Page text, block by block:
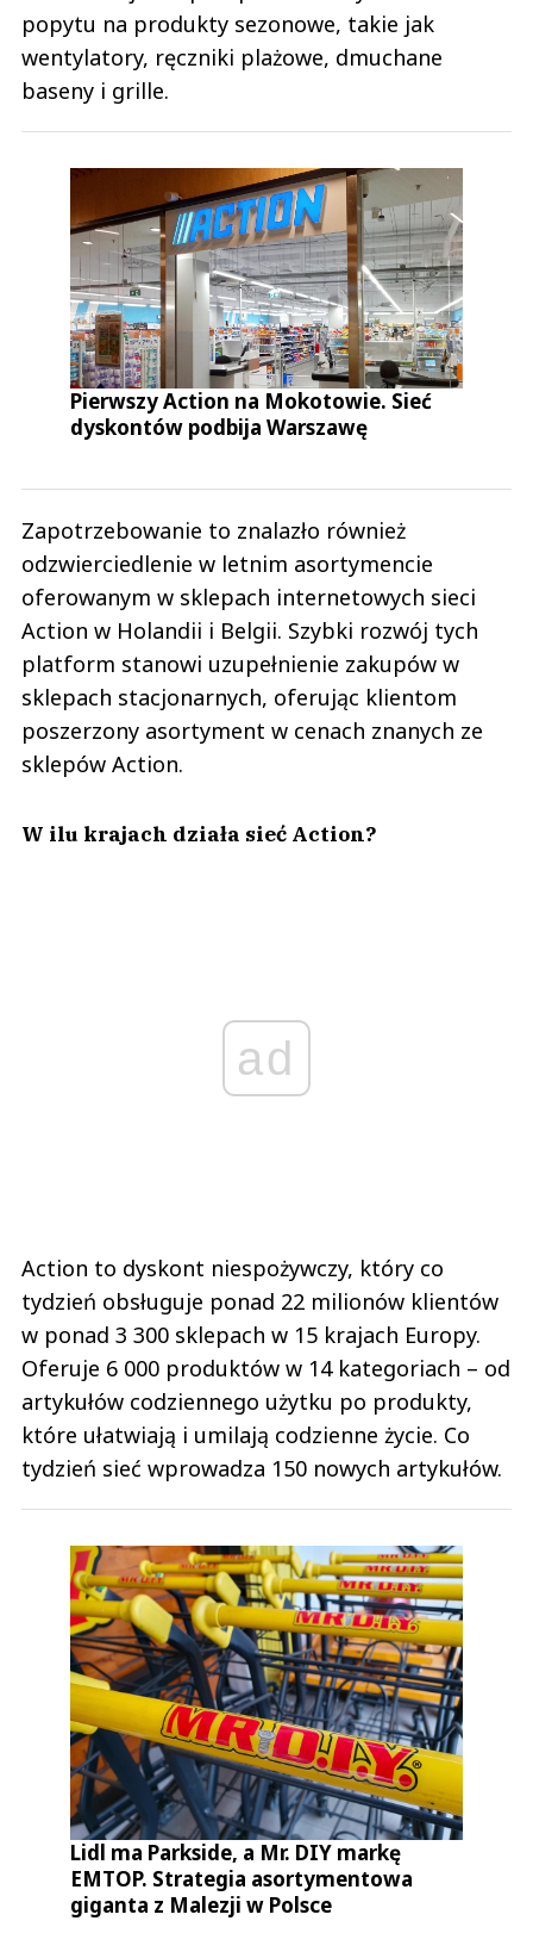
popytu na produkty sezonowe, takie jak
wentylatory, ręczniki plażowe, dmuchane
baseny i grille.
Pierwszy Action na Mokotowie. Sieć
dyskontów podbija Warszawę
Zapotrzebowanie to znalazło również
odzwierciedlenie w letnim asortymencie
oferowanym w sklepach internetowych sieci
Action w Holandii i Belgii. Szybki rozwój tych
platform stanowi uzupełnienie zakupów w
sklepach stacjonarnych, oferując klientom
poszerzony asortyment w cenach znanych ze
sklepów Action.
W ilu krajach działa sieć Action?
ad
Action to dyskont niespożywczy, który co
tydzień obsługuje ponad 22 milionów klientów
w ponad 3 300 sklepach w 15 krajach Europy.
Oferuje 6 000 produktów w 14 kategoriach – od
artykułów codziennego użytku po produkty,
które ułatwiają i umilają codzienne życie. Co
tydzień sieć wprowadza 150 nowych artykułów.
Lidl ma Parkside, a Mr. DIY markę
EMTOP. Strategia asortymentowa
giganta z Malezji w Polsce